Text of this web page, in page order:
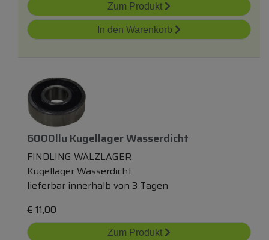
Zum Produkt
In den Warenkorb
6000llu Kugellager Wasserdicht
FINDLING WÄLZLAGER
Kugellager Wasserdicht
lieferbar innerhalb von 3 Tagen
€ 11,00
Zum Produkt